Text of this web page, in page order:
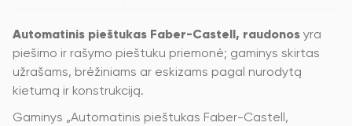
Automatinis pieštukas Faber-Castell, raudonos yra
piešimo ir rašymo pieštuku priemonė; gaminys skirtas
užrašams, brėžiniams ar eskizams pagal nurodytą
kietumą ir konstrukciją.
Gaminys „Automatinis pieštukas Faber-Castell,